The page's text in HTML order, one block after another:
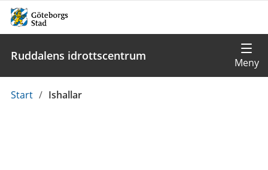
Ruddalens idrottscentrum
Du
Start / Ishallar